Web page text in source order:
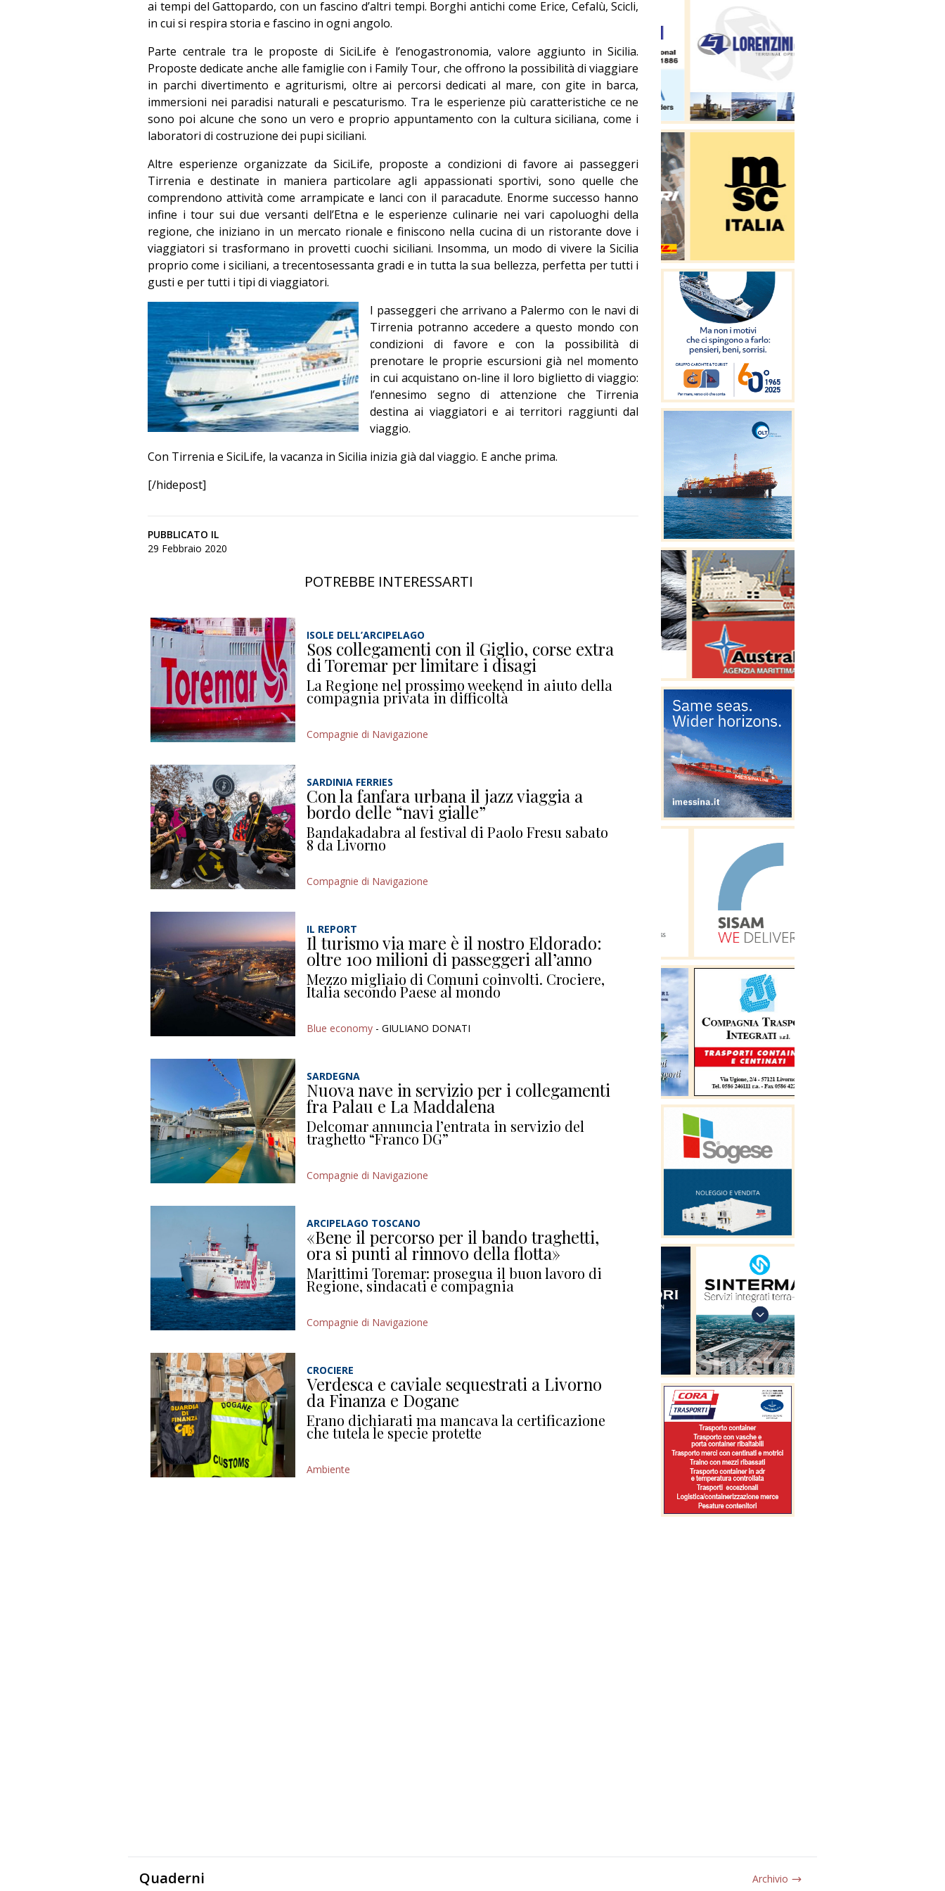
ai tempi del Gattopardo, con un fascino d’altri tempi. Borghi antichi come Erice, Cefalù, Scicli,
in cui si respira storia e fascino in ogni angolo.
Parte centrale tra le proposte di SiciLife è l’enogastronomia, valore aggiunto in Sicilia.
Proposte dedicate anche alle famiglie con i Family Tour, che offrono la possibilità di viaggiare
in parchi divertimento e agriturismi, oltre ai percorsi dedicati al mare, con gite in barca,
immersioni nei paradisi naturali e pescaturismo. Tra le esperienze più caratteristiche ce ne
sono poi alcune che sono un vero e proprio appuntamento con la cultura siciliana, come i
laboratori di costruzione dei pupi siciliani.
Altre esperienze organizzate da SiciLife, proposte a condizioni di favore ai passeggeri
Tirrenia e destinate in maniera particolare agli appassionati sportivi, sono quelle che
comprendono attività come arrampicate e lanci con il paracadute. Enorme successo hanno
infine i tour sui due versanti dell’Etna e le esperienze culinarie nei vari capoluoghi della
regione, che iniziano in un mercato rionale e finiscono nella cucina di un ristorante dove i
viaggiatori si trasformano in provetti cuochi siciliani. Insomma, un modo di vivere la Sicilia
proprio come i siciliani, a trecentosessanta gradi e in tutta la sua bellezza, perfetta per tutti i
gusti e per tutti i tipi di viaggiatori.
I passeggeri che arrivano a Palermo con le navi di
Tirrenia potranno accedere a questo mondo con
condizioni di favore e con la possibilità di
prenotare le proprie escursioni già nel momento
in cui acquistano on-line il loro biglietto di viaggio:
l’ennesimo segno di attenzione che Tirrenia
destina ai viaggiatori e ai territori raggiunti dal
viaggio.
Con Tirrenia e SiciLife, la vacanza in Sicilia inizia già dal viaggio. E anche prima.
[/hidepost]
PUBBLICATO IL
29 Febbraio 2020
POTREBBE INTERESSARTI
ISOLE DELL’ARCIPELAGO
Sos collegamenti con il Giglio, corse extra
di Toremar per limitare i disagi
La Regione nel prossimo weekend in aiuto della
compagnia privata in difficoltà
Compagnie di Navigazione
SARDINIA FERRIES
Con la fanfara urbana il jazz viaggia a
bordo delle “navi gialle”
Bandakadabra al festival di Paolo Fresu sabato
8 da Livorno
Compagnie di Navigazione
IL REPORT
Il turismo via mare è il nostro Eldorado:
oltre 100 milioni di passeggeri all’anno
Mezzo migliaio di Comuni coinvolti. Crociere,
Italia secondo Paese al mondo
Blue economy - GIULIANO DONATI
SARDEGNA
Nuova nave in servizio per i collegamenti
fra Palau e La Maddalena
Delcomar annuncia l’entrata in servizio del
traghetto “Franco DG”
Compagnie di Navigazione
ARCIPELAGO TOSCANO
«Bene il percorso per il bando traghetti,
ora si punti al rinnovo della flotta»
Marittimi Toremar: prosegua il buon lavoro di
Regione, sindacati e compagnia
Compagnie di Navigazione
CROCIERE
Verdesca e caviale sequestrati a Livorno
da Finanza e Dogane
Erano dichiarati ma mancava la certificazione
che tutela le specie protette
Ambiente
Quaderni Archivio